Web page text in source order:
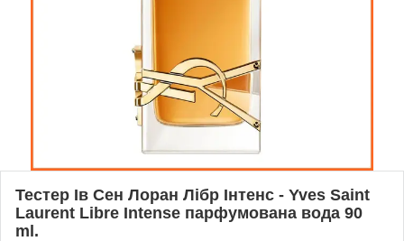
Тестер Ів Сен Лоран Лібр Інтенс - Yves Saint
Laurent Libre Intense парфумована вода 90
ml.